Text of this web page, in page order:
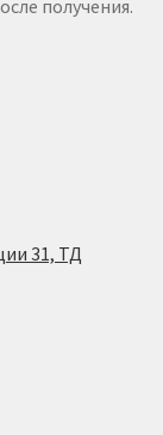
получения.
31, ТД